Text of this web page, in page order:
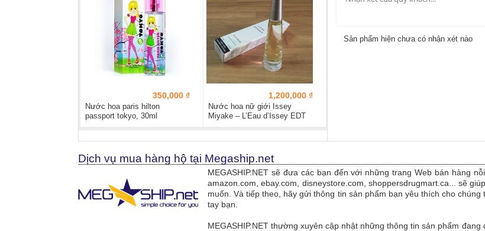
350,000 ₫
Nước hoa paris hilton
passport tokyo, 30ml
1,200,000 ₫
Nước hoa nữ giới Issey
Miyake – L’Eau d’Issey EDT
Sản phẩm hiện chưa có nhận xét nào
Dịch vụ mua hàng hộ tại Megaship.net
MEGASHIP.NET sẽ đưa các bạn đến với những trang Web bán hàng
amazon.com, ebay.com, disneystore.com, shoppersdrugmart.ca... sẽ
muốn. Và tiếp theo, hãy gửi thông tin sản phẩm bạn yêu thích cho
tay bạn.
MEGASHIP.NET thường xuyên cập nhật những thông tin sản phẩm